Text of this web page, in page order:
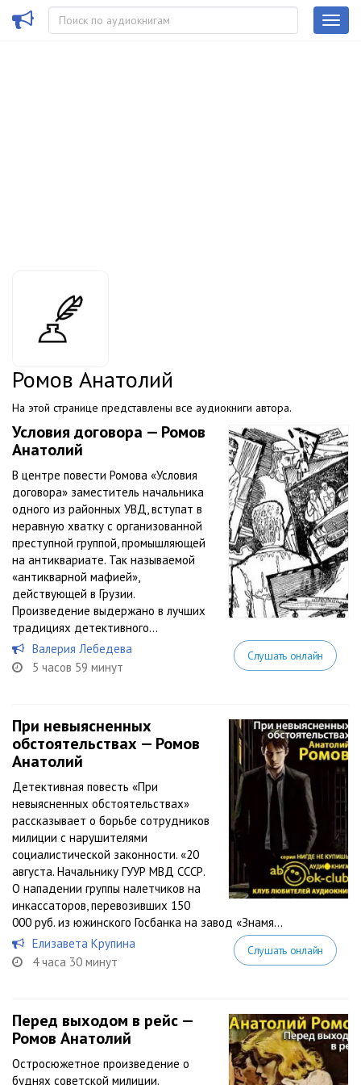
Ромов Анатолий
На этой странице представлены все аудиокниги автора.
Условия договора — Ромов
Анатолий
В центре повести Ромова «Условия
договора» заместитель начальника
одного из районных УВД, вступат в
неравную хватку с организованной
преступной группой, промышляющей
на антиквариате. Так называемой
«антикварной мафией»,
действующей в Грузии.
Произведение выдержано в лучших
традициях детективного...
Валерия Лебедева
5 часов 59 минут
Слушать онлайн
При невыясненных
обстоятельствах — Ромов
Анатолий
Детективная повесть «При
невыясненных обстоятельствах»
рассказывает о борьбе сотрудников
милиции с нарушителями
социалистической законности. «20
августа. Начальнику ГУУР МВД СССР.
О нападении группы налетчиков на
инкассаторов, перевозивших 150
000 руб. из южинского Госбанка на завод «Знамя...
Елизавета Крупина
4 часа 30 минут
Слушать онлайн
Перед выходом в рейс —
Ромов Анатолий
Остросюжетное произведение о
буднях советской милиции.